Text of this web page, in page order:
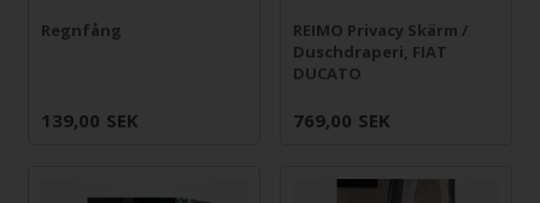
Regnfång
139,00 SEK
REIMO Privacy Skärm /
Duschdraperi, FIAT
DUCATO
769,00 SEK